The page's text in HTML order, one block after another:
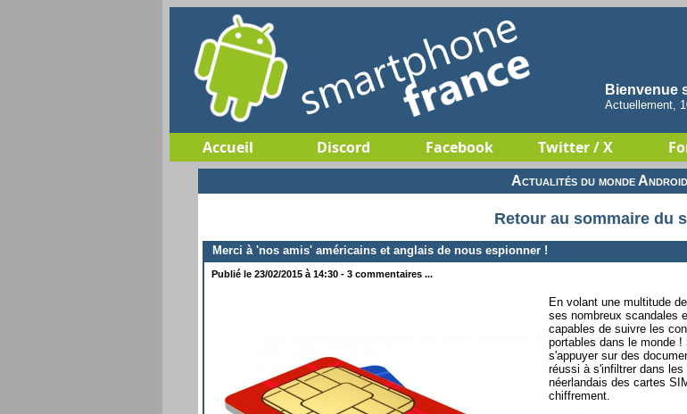
Bienvenue
Actuellement,
Accueil Discord Facebook Twitter / X
Actualités du monde Android
Retour au sommaire du
Merci à 'nos amis' américains et anglais de nous espionner !
Publié le 23/02/2015 à 14:30 - 3 commentaires ...
En volant une multitude
ses nombreux scandales
capables de suivre les
portables dans le monde
s'appuyer sur des
réussi à s'infiltrer dans
néerlandais des cartes
chiffrement.